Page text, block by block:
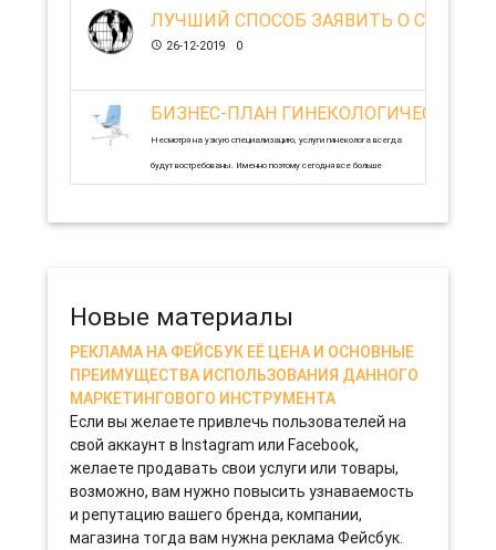
15-04-2021 0
Самые распространенные поводы — это лечение зубов,
ЛУЧШИЙ СПОСОБ ЗАЯВИТЬ О СЕБЕ -
26-12-2019 0
БИЗНЕС-ПЛАН ГИНЕКОЛОГИЧЕСКОГО
Несмотря на узкую специализацию, услуги гинеколога всегда
будут востребованы. Именно поэтому сегодня все больше
Новые материалы
РЕКЛАМА НА ФЕЙСБУК ЕЁ ЦЕНА И ОСНОВНЫЕ
ПРЕИМУЩЕСТВА ИСПОЛЬЗОВАНИЯ ДАННОГО
МАРКЕТИНГОВОГО ИНСТРУМЕНТА
Если вы желаете привлечь пользователей на
свой аккаунт в Instagram или Facebook,
желаете продавать свои услуги или товары,
возможно, вам нужно повысить узнаваемость
и репутацию вашего бренда, компании,
магазина тогда вам нужна реклама Фейсбук.